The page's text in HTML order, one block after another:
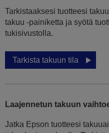
Tarkistaaksesi tuotteesi
takuu -painiketta ja syötä
tukisivustolla.
Tarkista takuun tila
Laajennetun takuun
Jatka Epson tuotteesi